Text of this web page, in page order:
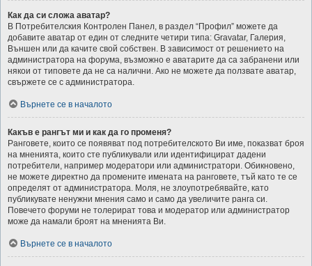
Как да си сложа аватар?
В Потребителския Контролен Панел, в раздел “Профил” можете да
добавите аватар от един от следните четири типа: Gravatar, Галерия,
Външен или да качите свой собствен. В зависимост от решението на
администратора на форума, възможно е аватарите да са забранени или
някои от типовете да не са налични. Ако не можете да ползвате аватар,
свържете се с администратора.
Върнете се в началото
Какъв е рангът ми и как да го променя?
Ранговете, които се появяват под потребителското Ви име, показват броя
на мненията, които сте публикували или идентифицират дадени
потребители, например модератори или администратори. Обикновено,
не можете директно да промените имената на ранговете, тъй като те се
определят от администратора. Моля, не злоупотребявайте, като
публикувате ненужни мнения само и само да увеличите ранга си.
Повечето форуми не толерират това и модератор или администратор
може да намали броят на мненията Ви.
Върнете се в началото